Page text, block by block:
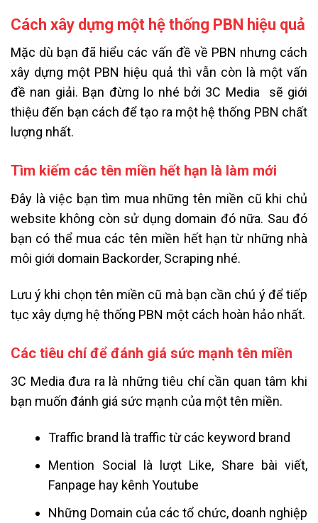
Cách xây dựng một hệ thống PBN hiệu quả
Mặc dù bạn đã hiểu các vấn đề về PBN nhưng cách
xây dựng một PBN hiệu quả thì vẫn còn là một vấn
đề nan giải. Bạn đừng lo nhé bởi 3C Media sẽ giới
thiệu đến bạn cách để tạo ra một hệ thống PBN chất
lượng nhất.
Tìm kiếm các tên miền hết hạn là làm mới
Đây là việc bạn tìm mua những tên miền cũ khi chủ
website không còn sử dụng domain đó nữa. Sau đó
bạn có thể mua các tên miền hết hạn từ những nhà
môi giới domain Backorder, Scraping nhé.
Lưu ý khi chọn tên miền cũ mà bạn cần chú ý để tiếp
tục xây dựng hệ thống PBN một cách hoàn hảo nhất.
Các tiêu chí để đánh giá sức mạnh tên miền
3C Media đưa ra là những tiêu chí cần quan tâm khi
bạn muốn đánh giá sức mạnh của một tên miền.
Traffic brand là traffic từ các keyword brand
Mention Social là lượt Like, Share bài viết,
Fanpage hay kênh Youtube
Những Domain của các tổ chức, doanh nghiệp